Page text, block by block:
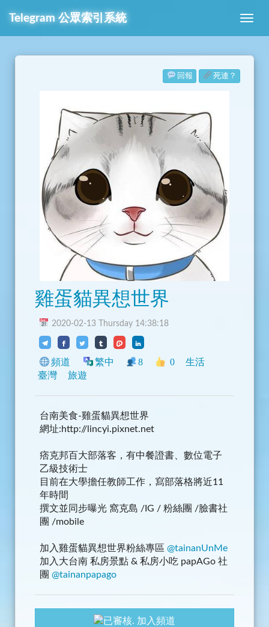
Telegram 公眾索引系統
回報 死連？
雞蛋貓異想世界
2020-02-13 Thursday 14:38:18
頻道 繁中 8 0
生活
臺灣
旅遊
台南美食-雞蛋貓異想世界
網址:http://lincyi.pixnet.net
痞克邦百大部落客，有中餐證書、數位電子
乙級技術士
目前在大學擔任教師工作，寫部落格將近11
年時間
撰文並同步曝光 窩克島 /IG / 粉絲團 /臉書社
團 /mobile
加入雞蛋貓異想世界粉絲專區 @tainanUnMe
加入大台南 私房景點 & 私房小吃 papAGo 社
團 @tainanpapago
加入頻道